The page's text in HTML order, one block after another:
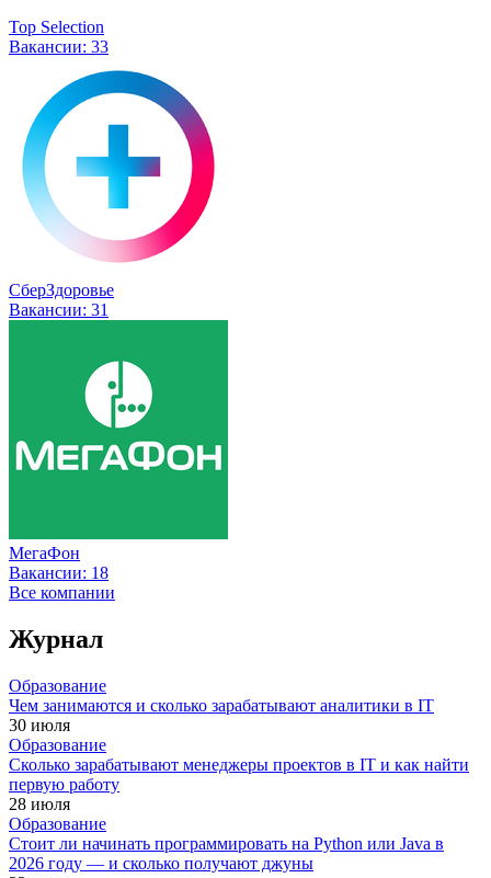
Top Selection
Вакансии: 33
СберЗдоровье
Вакансии: 31
МегаФон
Вакансии: 18
Все компании
Журнал
Образование
Чем занимаются и сколько зарабатывают аналитики в IT
30 июля
Образование
Сколько зарабатывают менеджеры проектов в IT и как найти
первую работу
28 июля
Образование
Стоит ли начинать программировать на Python или Java в
2026 году — и сколько получают джуны